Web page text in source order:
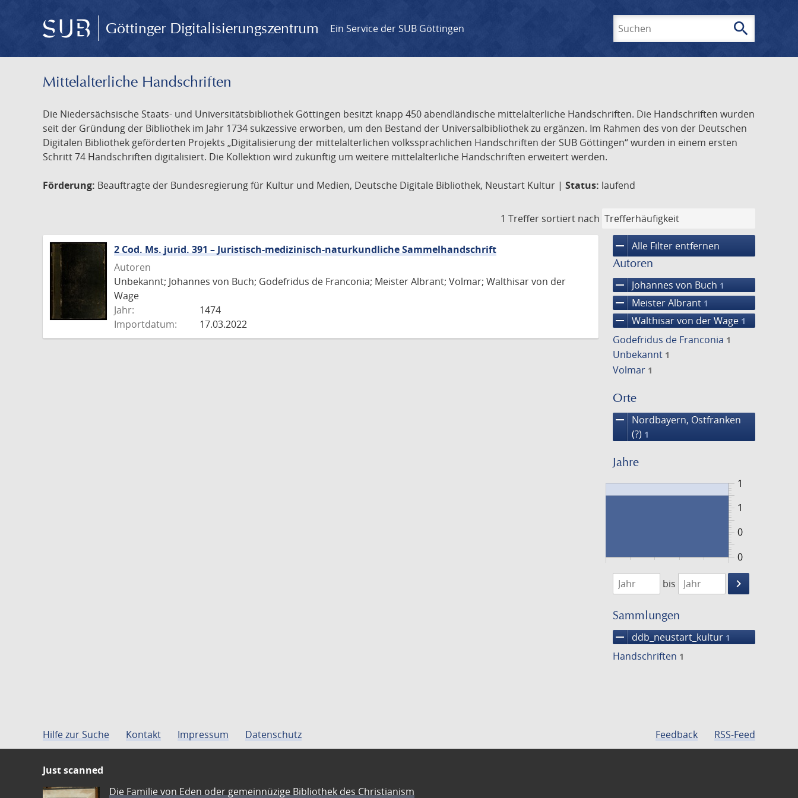
Göttinger Digitalisierungszentrum Ein Service der SUB Göttingen search
Mittelalterliche Handschriften
Die Niedersächsische Staats- und Universitätsbibliothek Göttingen besitzt knapp 450 abendländische mittelalterliche Handschriften. Die Handschriften wurden
seit der Gründung der Bibliothek im Jahr 1734 sukzessive erworben, um den Bestand der Universalbibliothek zu ergänzen. Im Rahmen des von der Deutschen
Digitalen Bibliothek geförderten Projekts „Digitalisierung der mittelalterlichen volkssprachlichen Handschriften der SUB Göttingen“ wurden in einem ersten
Schritt 74 Handschriften digitalisiert. Die Kollektion wird zukünftig um weitere mittelalterliche Handschriften erweitert werden.
Förderung: Beauftragte der Bundesregierung für Kultur und Medien, Deutsche Digitale Bibliothek, Neustart Kultur | Status: laufend
1 Treffer sortiert nach
remove Alle Filter entfernen
Autoren
remove Johannes von Buch 1
remove Meister Albrant 1
remove Walthisar von der Wage 1
Godefridus de Franconia 1
Unbekannt 1
Volmar 1
Orte
remove
Nordbayern, Ostfranken
(?) 1
Jahre
0
1
0
1
1474
1475
bis
keyboard_arrow_right
Suche
Sammlungen
remove ddb_neustart_kultur 1
Handschriften 1
2 Cod. Ms. jurid. 391 – Juristisch-medizinisch-naturkundliche Sammelhandschrift
Autoren
Unbekannt; Johannes von Buch; Godefridus de Franconia; Meister Albrant; Volmar; Walthisar von der
Wage
Jahr:
1474
Importdatum:
17.03.2022
Hilfe zur Suche Kontakt Impressum Datenschutz Feedback RSS-Feed
Just scanned
Die Familie von Eden oder gemeinnüzige Bibliothek des Christianism